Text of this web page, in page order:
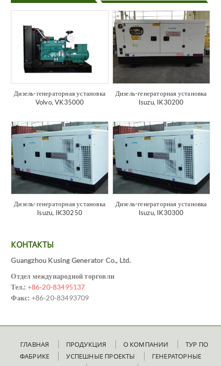
Дизель-генераторная установка
Volvo, VK35000
Дизель-генераторная установка
Isuzu, IK30200
Дизель-генераторная установка
Isuzu, IK30250
Дизель-генераторная установка
Isuzu, IK30300
КОНТАКТЫ
Guangzhou Kusing Generator Co., Ltd.
Отдел международной торговли
Тел.: +86-20-83495137
Факс: +86-20-83493709
ГЛАВНАЯ ПРОДУКЦИЯ О КОМПАНИИ
ТУР ПО
ФАБРИКЕ
УСПЕШНЫЕ ПРОЕКТЫ
ГЕНЕРАТОРНЫЕ